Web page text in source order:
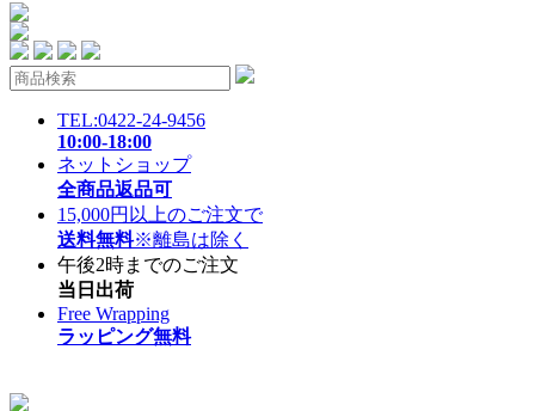
TEL:0422-24-9456
10:00-18:00
ネットショップ
全商品返品可
15,000円以上のご注文で
送料無料※離島は除く
午後2時までのご注文
当日出荷
Free Wrapping
ラッピング無料